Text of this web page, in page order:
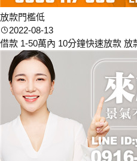
放款門檻低
2022-08-13
借款 1-50萬內 10分鐘快速放款